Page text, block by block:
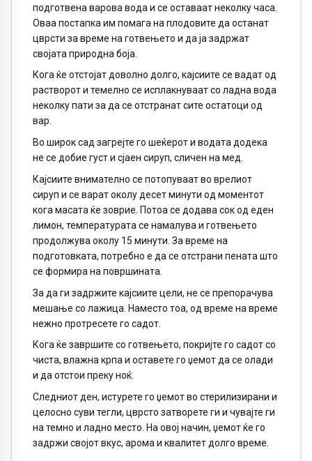
подготвена варова вода и се оставаат неколку часа.
Оваа постапка им помага на плодовите да останат
цврсти за време на готвењето и да ја задржат
својата природна боја.
Кога ќе отстојат доволно долго, кајсиите се вадат од
растворот и темелно се исплакнуваат со ладна вода
неколку пати за да се отстранат сите остатоци од
вар.
Во широк сад загрејте го шеќерот и водата додека
не се добие густ и сјаен сируп, сличен на мед.
Кајсиите внимателно се потопуваат во врелиот
сируп и се варат околу десет минути од моментот
кога масата ќе зоврие. Потоа се додава сок од еден
лимон, температурата се намалува и готвењето
продолжува околу 15 минути. За време на
подготовката, потребно е да се отстрани пената што
се формира на површината.
За да ги задржите кајсиите цели, не се препорачува
мешање со лажица. Наместо тоа, од време на време
нежно протресете го садот.
Кога ќе завршите со готвењето, покријте го садот со
чиста, влажна крпа и оставете го џемот да се олади
и да отстои преку ноќ.
Следниот ден, истурете го џемот во стерилизирани и
целосно суви тегли, цврсто затворете ги и чувајте ги
на темно и ладно место. На овој начин, џемот ќе го
задржи својот вкус, арома и квалитет долго време.